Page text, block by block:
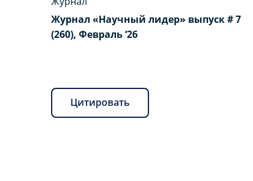
Журнал «Научный лидер» выпуск # 7
(260), Февраль ‘26
Цитировать